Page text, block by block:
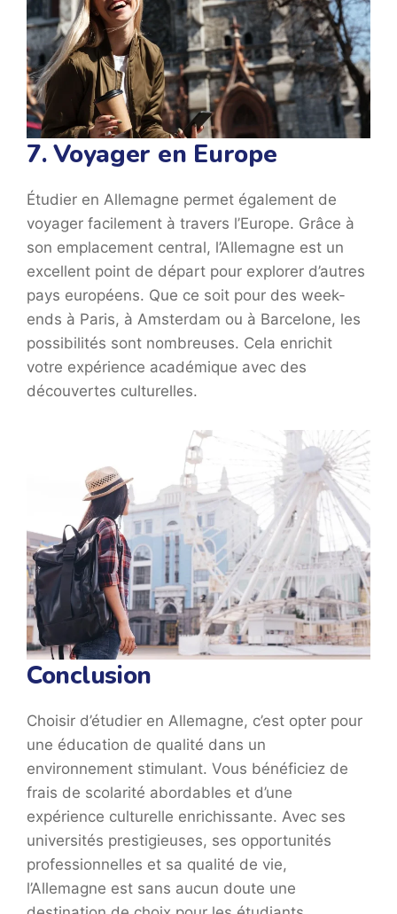
7. Voyager en Europe
Étudier en Allemagne permet également de
voyager facilement à travers l’Europe. Grâce à
son emplacement central, l’Allemagne est un
excellent point de départ pour explorer d’autres
pays européens. Que ce soit pour des week-
ends à Paris, à Amsterdam ou à Barcelone, les
possibilités sont nombreuses. Cela enrichit
votre expérience académique avec des
découvertes culturelles.
Conclusion
Choisir d’étudier en Allemagne, c’est opter pour
une éducation de qualité dans un
environnement stimulant. Vous bénéficiez de
frais de scolarité abordables et d’une
expérience culturelle enrichissante. Avec ses
universités prestigieuses, ses opportunités
professionnelles et sa qualité de vie,
l’Allemagne est sans aucun doute une